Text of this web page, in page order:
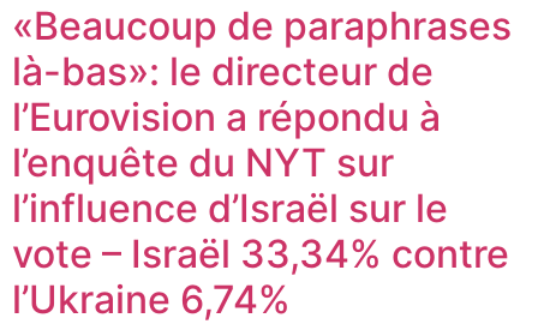
«Beaucoup de paraphrases
là-bas»: le directeur de
l’Eurovision a répondu à
l’enquête du NYT sur
l’influence d’Israël sur le
vote – Israël 33,34% contre
l’Ukraine 6,74%